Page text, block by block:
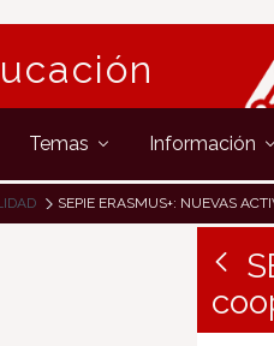
Temas Información
SEPIE ERASMUS+: NUEVAS ACTIVIDADES DE